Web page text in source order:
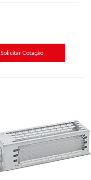
Solicitar Cotação